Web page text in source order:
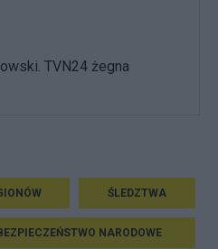
TVN24 żegna
ŚLEDZTWA
BEZPIECZEŃSTWO NARODOWE